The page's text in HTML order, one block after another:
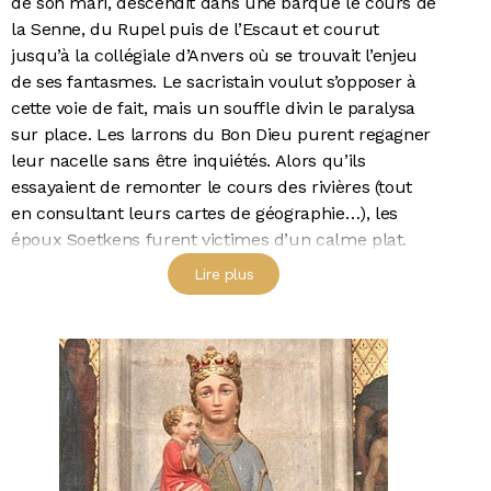
la Senne, du Rupel puis de l’Escaut et courut
jusqu’à la collégiale d’Anvers où se trouvait l’enjeu
de ses fantasmes. Le sacristain voulut s’opposer à
cette voie de fait, mais un souffle divin le paralysa
sur place. Les larrons du Bon Dieu purent regagner
leur nacelle sans être inquiétés. Alors qu’ils
essayaient de remonter le cours des rivières (tout
en consultant leurs cartes de géographie…), les
époux Soetkens furent victimes d’un calme plat.
Les Anversois approchaient avec des fourches.
Heureusement le fameux souffle divin s’empara de
grande hâte jusqu’à une prairie qui descendait du
Sablon. Les arbalétriers du Grand-Serment virent la
scène, furent touchés par tant de fluorescences
surnaturelles et par la dévotion de la voleuse qui
s’était en outre payé une musique « made in
paradise ». Inutile de dire que la « vox populi »
Lire plus